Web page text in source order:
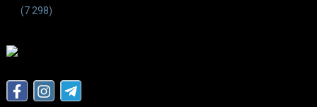
(7 298)